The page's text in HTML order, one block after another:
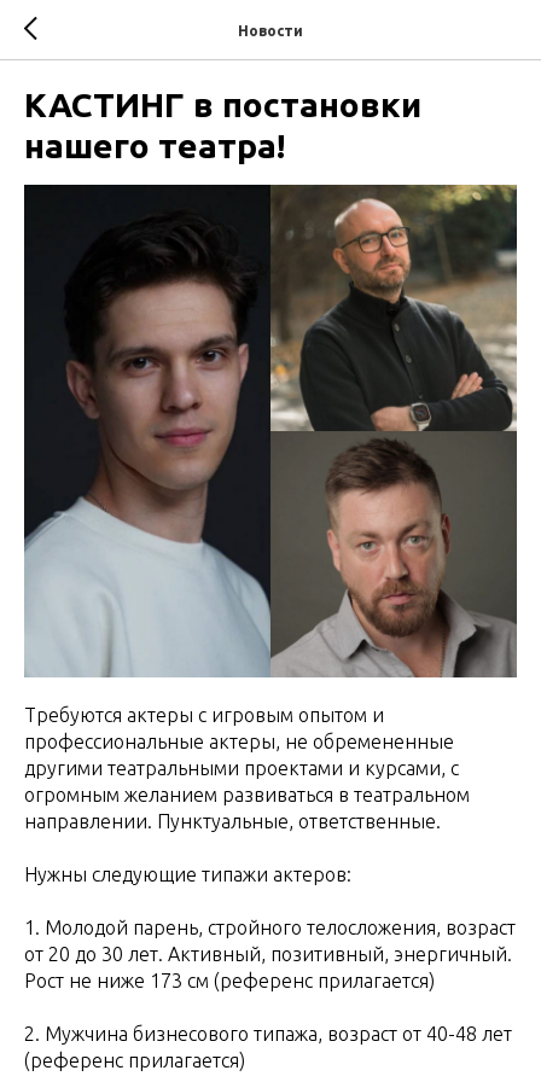
Новости
КАСТИНГ в постановки
нашего театра!
Требуются актеры с игровым опытом и
профессиональные актеры, не обремененные
другими театральными проектами и курсами, с
огромным желанием развиваться в театральном
направлении. Пунктуальные, ответственные.
Нужны следующие типажи актеров:
1. Молодой парень, стройного телосложения, возраст
от 20 до 30 лет. Активный, позитивный, энергичный.
Рост не ниже 173 см (референс прилагается)
2. Мужчина бизнесового типажа, возраст от 40-48 лет
(референс прилагается)